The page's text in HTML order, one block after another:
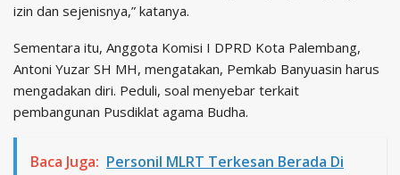
izin dan sejenisnya,” katanya.
Sementara itu, Anggota Komisi I DPRD Kota Palembang,
Antoni Yuzar SH MH, mengatakan, Pemkab Banyuasin harus
mengadakan diri. Peduli, soal menyebar terkait
pembangunan Pusdiklat agama Budha.
Baca Juga: Personil MLRT Terkesan Berada Di